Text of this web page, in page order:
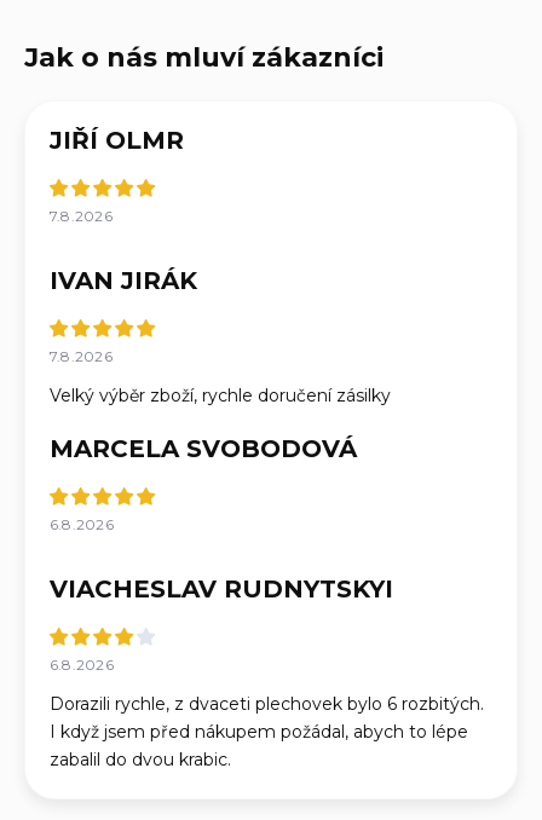
JIŘÍ OLMR
7.8.2026
IVAN JIRÁK
7.8.2026
Velký výběr zboží, rychle doručení zásilky
MARCELA SVOBODOVÁ
6.8.2026
VIACHESLAV RUDNYTSKYI
6.8.2026
Dorazili rychle, z dvaceti plechovek bylo 6 rozbitých.
I když jsem před nákupem požádal, abych to lépe
zabalil do dvou krabic.